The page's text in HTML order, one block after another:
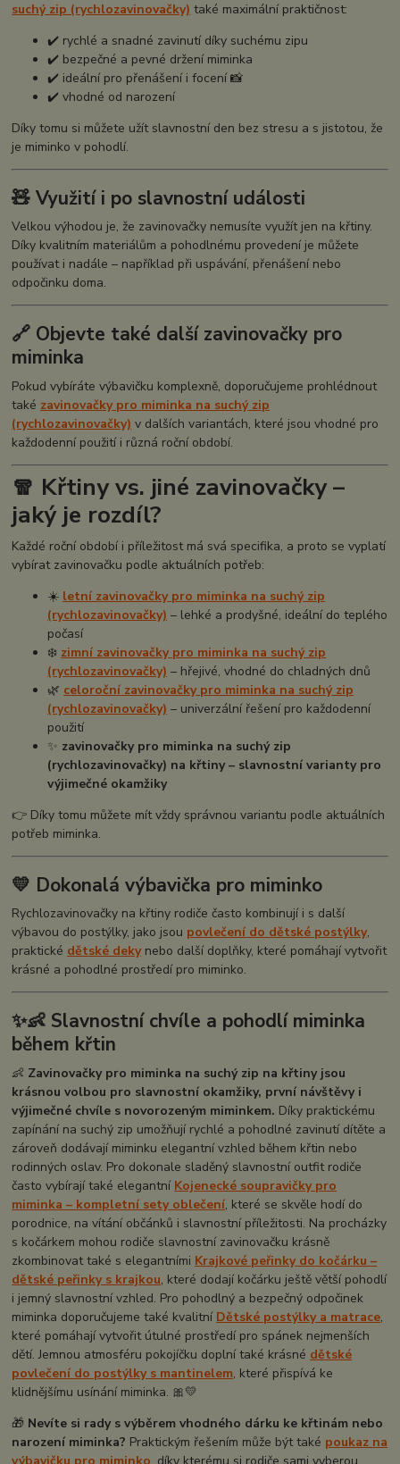
suchý zip (rychlozavinovačky) také maximální praktičnost:
✔️ rychlé a snadné zavinutí díky suchému zipu
✔️ bezpečné a pevné držení miminka
✔️ ideální pro přenášení i focení 📸
✔️ vhodné od narození
Díky tomu si můžete užít slavnostní den bez stresu a s jistotou, že
je miminko v pohodlí.
🧸 Využití i po slavnostní události
Velkou výhodou je, že zavinovačky nemusíte využít jen na křtiny.
Díky kvalitním materiálům a pohodlnému provedení je můžete
používat i nadále – například při uspávání, přenášení nebo
odpočinku doma.
🔗 Objevte také další zavinovačky pro
miminka
Pokud vybíráte výbavičku komplexně, doporučujeme prohlédnout
také zavinovačky pro miminka na suchý zip
(rychlozavinovačky) v dalších variantách, které jsou vhodné pro
každodenní použití i různá roční období.
🧣 Křtiny vs. jiné zavinovačky –
jaký je rozdíl?
Každé roční období i příležitost má svá specifika, a proto se vyplatí
vybírat zavinovačku podle aktuálních potřeb:
☀️ letní zavinovačky pro miminka na suchý zip
(rychlozavinovačky) – lehké a prodyšné, ideální do teplého
počasí
❄️ zimní zavinovačky pro miminka na suchý zip
(rychlozavinovačky) – hřejivé, vhodné do chladných dnů
🌿 celoroční zavinovačky pro miminka na suchý zip
(rychlozavinovačky) – univerzální řešení pro každodenní
použití
✨ zavinovačky pro miminka na suchý zip
(rychlozavinovačky) na křtiny – slavnostní varianty pro
výjimečné okamžiky
👉 Díky tomu můžete mít vždy správnou variantu podle aktuálních
potřeb miminka.
💛 Dokonalá výbavička pro miminko
Rychlozavinovačky na křtiny rodiče často kombinují i s další
výbavou do postýlky, jako jsou povlečení do dětské postýlky,
praktické dětské dekynebo další doplňky, které pomáhají vytvořit
krásné a pohodlné prostředí pro miminko.
✨👶 Slavnostní chvíle a pohodlí miminka
během křtin
👶 Zavinovačky pro miminka na suchý zip na křtiny jsou
krásnou volbou pro slavnostní okamžiky, první návštěvy i
výjimečné chvíle s novorozeným miminkem. Díky praktickému
zapínání na suchý zip umožňují rychlé a pohodlné zavinutí dítěte a
zároveň dodávají miminku elegantní vzhled během křtin nebo
rodinných oslav. Pro dokonale sladěný slavnostní outfit rodiče
často vybírají také elegantní Kojenecké soupravičky pro
miminka – kompletní sety oblečení, které se skvěle hodí do
porodnice, na vítání občánků i slavnostní příležitosti. Na procházky
s kočárkem mohou rodiče slavnostní zavinovačku krásně
zkombinovat také s elegantními Krajkové peřinky do kočárku –
dětské peřinky s krajkou, které dodají kočárku ještě větší pohodlí
i jemný slavnostní vzhled. Pro pohodlný a bezpečný odpočinek
miminka doporučujeme také kvalitní Dětské postýlky a matrace,
které pomáhají vytvořit útulné prostředí pro spánek nejmenších
dětí. Jemnou atmosféru pokojíčku doplní také krásné dětské
povlečení do postýlky s mantinelem, které přispívá ke
klidnějšímu usínání miminka. 🎀💛
🎁 Nevíte si rady s výběrem vhodného dárku ke křtinám nebo
narození miminka? Praktickým řešením může být také poukaz na
výbavičku pro miminko , díky kterému si rodiče sami vyberou